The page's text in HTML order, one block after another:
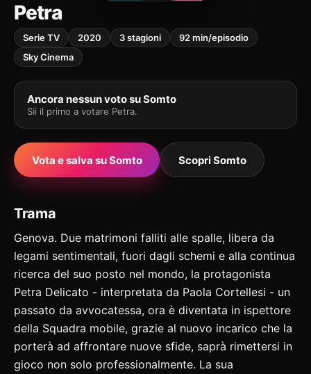
Petra
Serie TV 2020 3 stagioni
92 min/episodio
Sky Cinema
Ancora nessun voto su Somto
Sii il primo a votare Petra.
Vota e salva su Somto Scopri Somto
Trama
Genova. Due matrimoni falliti alle spalle, libera da
legami sentimentali, fuori dagli schemi e alla continua
ricerca del suo posto nel mondo, la protagonista
Petra Delicato - interpretata da Paola Cortellesi - un
passato da avvocatessa, ora è diventata in ispettore
della Squadra mobile, grazie al nuovo incarico che la
porterà ad affrontare nuove sfide, saprà rimettersi in
gioco non solo professionalmente. La sua